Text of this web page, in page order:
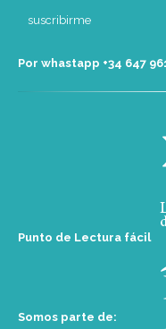
Por whastapp +34 ‭647
Punto de Lectura fácil
Somos parte de: